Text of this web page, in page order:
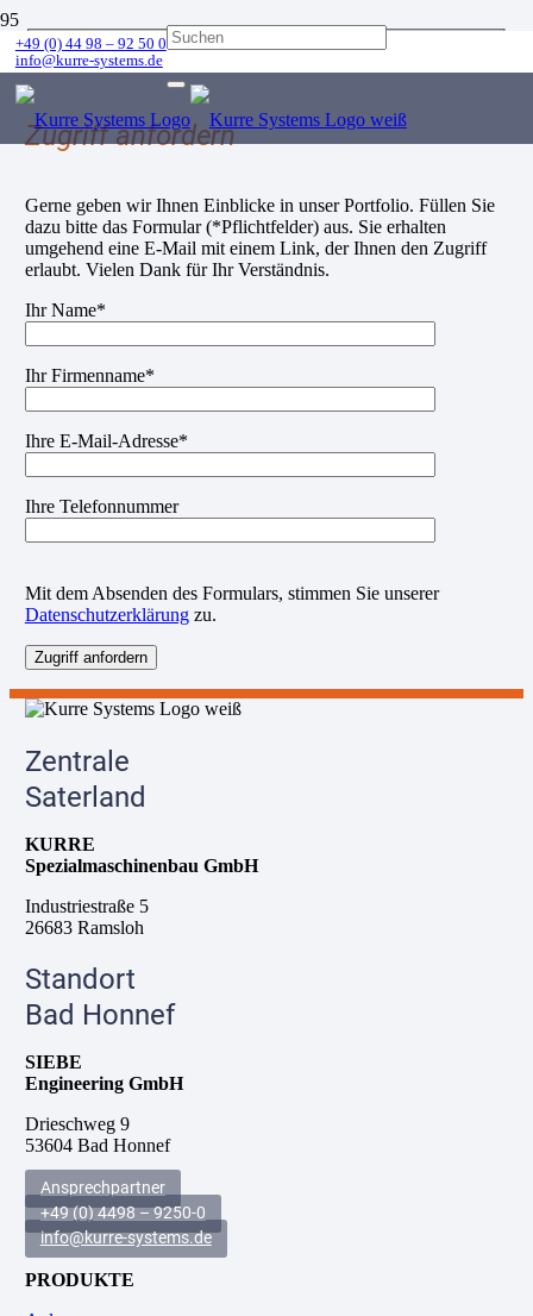
+49 (0) 44 98 – 92 50 0
info@kurre-systems.de
Zugriff anfordern
Gerne geben wir Ihnen Einblicke in unser Portfolio. Füllen Sie
dazu bitte das Formular (*Pflichtfelder) aus. Sie erhalten
umgehend eine E-Mail mit einem Link, der Ihnen den Zugriff
erlaubt. Vielen Dank für Ihr Verständnis.
Ihr Name*
Ihr Firmenname*
Ihre E-Mail-Adresse*
Ihre Telefonnummer
i
t
a
s
e
d
i
s
e
F
e
d
l
e
r
.
Mit dem Absenden des Formulars, stimmen Sie unserer
Datenschutzerklärungzu.
Zentrale
Saterland
KURRE
Spezialmaschinenbau GmbH
Industriestraße 5
26683 Ramsloh
Standort
Bad Honnef
SIEBE
Engineering GmbH
Drieschweg 9
53604 Bad Honnef
Ansprechpartner
+49 (0) 4498 – 9250-0
info@kurre-systems.de
PRODUKTE